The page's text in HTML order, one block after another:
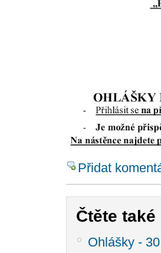
Přidat
Čtěte také
Ohlášky -